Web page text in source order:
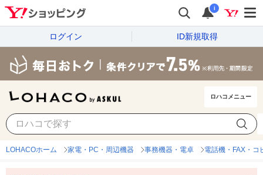
i
ログイン ID新規取得
ロハコメニュー
LOHACOホーム 家電・PC・周辺機器 事務機器・電卓 電話機・FAX・コ